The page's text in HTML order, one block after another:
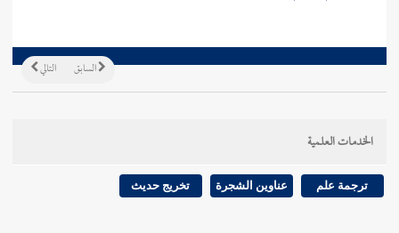
التالي السابق
الخدمات العلمية
ترجمة علم عناوين الشجرة تخريج حديث